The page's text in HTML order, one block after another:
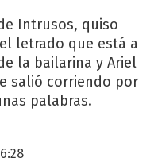
Intrusos, quiso
letrado que está a
la bailarina y Ariel
salió corriendo por
palabras.